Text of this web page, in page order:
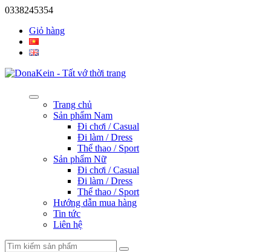
0338245354
Giỏ hàng
Trang chủ
Sản phẩm Nam
Đi chơi / Casual
Đi làm / Dress
Thể thao / Sport
Sản phẩm Nữ
Đi chơi / Casual
Đi làm / Dress
Thể thao / Sport
Hướng dẫn mua hàng
Tin tức
Liên hệ